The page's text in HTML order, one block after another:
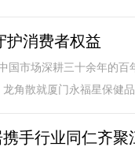
护消费者权益
国市场深耕三十余年的
角散就厦门永福星保健
手行业同仁齐